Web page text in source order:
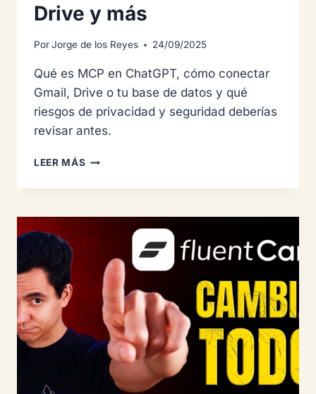
Drive y más
PorJorge de los Reyes 24/09/2025
Qué es MCP en ChatGPT, cómo conectar
Gmail, Drive o tu base de datos y qué
riesgos de privacidad y seguridad deberías
revisar antes.
LEER MÁSCHATGPT
QUÉ
Y
GMAIL,
DRIVE
MÁS